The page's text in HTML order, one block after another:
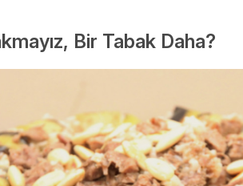
Bir Tabak Daha?